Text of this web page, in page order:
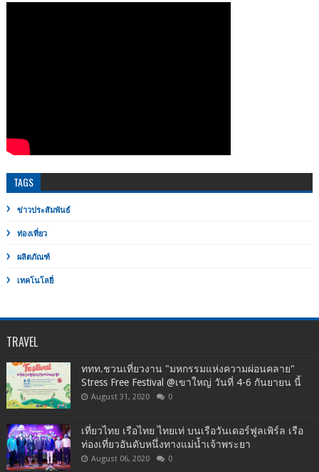
TAGS
ข่าวประสัมพันธ์
ท่องเที่ยว
ผลิตภัณฑ์
เทคโนโลยี่
TRAVEL
ททท.ชวนเที่ยวงาน "มหกรรมแห่งความผ่อนคลาย"
Stress Free Festival @เขาใหญ่ วันที่ 4-6 กันยายน นี้
August 31, 2020 0
เที่ยวไทย เรือไทย ไทยเท่ บนเรือวันเดอร์ฟูลเพิร์ล เรือ
ท่องเที่ยวอันดับหนึ่งทางแม่น้ำเจ้าพระยา
August 06, 2020 0